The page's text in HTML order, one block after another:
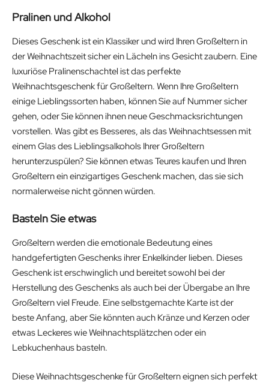
Pralinen und Alkohol
Dieses Geschenk ist ein Klassiker und wird Ihren Großeltern in
der Weihnachtszeit sicher ein Lächeln ins Gesicht zaubern. Eine
luxuriöse Pralinenschachtel ist das perfekte
Weihnachtsgeschenk für Großeltern. Wenn Ihre Großeltern
einige Lieblingssorten haben, können Sie auf Nummer sicher
gehen, oder Sie können ihnen neue Geschmacksrichtungen
vorstellen. Was gibt es Besseres, als das Weihnachtsessen mit
einem Glas des Lieblingsalkohols Ihrer Großeltern
herunterzuspülen? Sie können etwas Teures kaufen und Ihren
Großeltern ein einzigartiges Geschenk machen, das sie sich
normalerweise nicht gönnen würden.
Basteln Sie etwas
Großeltern werden die emotionale Bedeutung eines
handgefertigten Geschenks ihrer Enkelkinder lieben. Dieses
Geschenk ist erschwinglich und bereitet sowohl bei der
Herstellung des Geschenks als auch bei der Übergabe an Ihre
Großeltern viel Freude. Eine selbstgemachte Karte ist der
beste Anfang, aber Sie könnten auch Kränze und Kerzen oder
etwas Leckeres wie Weihnachtsplätzchen oder ein
Lebkuchenhaus basteln.
Diese Weihnachtsgeschenke für Großeltern eignen sich perfekt